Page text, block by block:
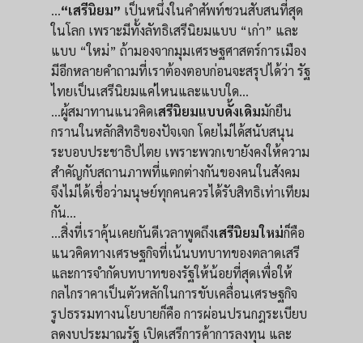
...“เสรีนิยม” เป็นหนึ่งในคำศัพท์ชวนสับสนที่สุด
ในโลก เพราะมีทั้งลัทธิเสรีนิยมแบบ “เก่า” และ
แบบ “ใหม่” ถ้ามองจากมุมเศรษฐศาสตร์การเมือง
มีอีกหลายคำถามที่เราต้องตอบก่อนจะสรุปได้ว่า รัฐ
ไทยเป็นเสรีนิยมแค่ไหนและแบบใด...
...ผู้สมาทานแนวคิดเสรีนิยมแบบดั้งเดิมมักยืน
กรานในหลักสิทธิของปัจเจก โดยไม่ได้สนับสนุน
ระบอบประชาธิปไตย เพราะพวกเขายังคงให้ความ
สำคัญกับสถานภาพที่แตกต่างกันของคนในสังคม
จึงไม่ได้เชื่อว่ามนุษย์ทุกคนควรได้รับสิทธิเท่าเทียม
กัน...
...สิ่งที่เราคุ้นเคยกันดีเวลาพูดถึงเสรีนิยมใหม่ก็คือ
แนวคิดทางเศรษฐกิจที่เน้นบทบาทของตลาดเสรี
และการจำกัดบทบาทของรัฐให้น้อยที่สุดเพื่อให้
กลไกราคาเป็นตัวหลักในการขับเคลื่อนเศรษฐกิจ
รูปธรรมทางนโยบายก็คือ การผ่อนปรนกฎระเบียบ
ลดงบประมาณรัฐ เปิดเสรีการค้าการลงทุน และ